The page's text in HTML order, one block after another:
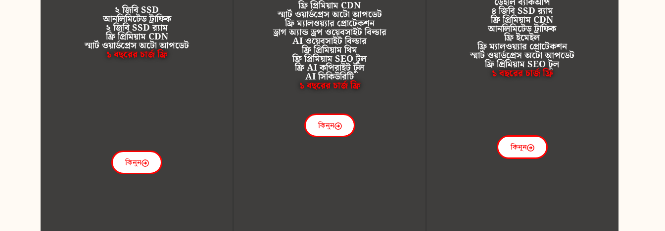
২ জিবি SSD
আনলিমিটেড ট্রাফিক
২ জিবি SSD র‍্যাম
ফ্রি প্রিমিয়াম CDN
স্মার্ট ওয়ার্ডপ্রেস অটো আপডেট
১ বছরের চার্জ ফ্রি
কিনুন
ফ্রি প্রিমিয়াম CDN
স্মার্ট ওয়ার্ডপ্রেস অটো আপডেট
ফ্রি ম্যালওয়্যার প্রোটেকশন
ড্রাগ অ্যান্ড ড্রপ ওয়েবসাইট বিল্ডার
AI ওয়েবসাইট বিল্ডার
ফ্রি প্রিমিয়াম থিম
ফ্রি প্রিমিয়াম SEO টুল
ফ্রি AI কপিরাইট টুল
AI সিকিউরিটি
১ বছরের চার্জ ফ্রি
কিনুন
৪ জিবি SSD র‍্যাম
ফ্রি প্রিমিয়াম CDN
আনলিমিটেড ট্রাফিক
ফ্রি ইমেইল
ফ্রি ম্যালওয়্যার প্রোটেকশন
স্মার্ট ওয়ার্ডপ্রেস অটো আপডেট
ফ্রি প্রিমিয়াম SEO টুল
১ বছরের চার্জ ফ্রি
কিনুন